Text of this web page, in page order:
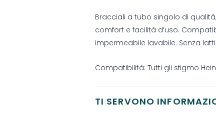
Bracciali a tubo singolo di
comfort e facilità d’uso.
impermeabile lavabile. Senza
Compatibilità: Tutti gli sfigmo
TI SERVONO